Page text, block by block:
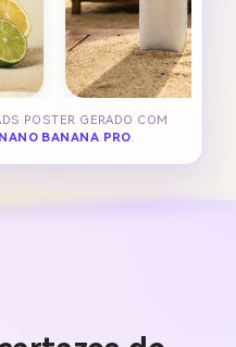
POSTER GERADO COM
NANO BANANA PRO.